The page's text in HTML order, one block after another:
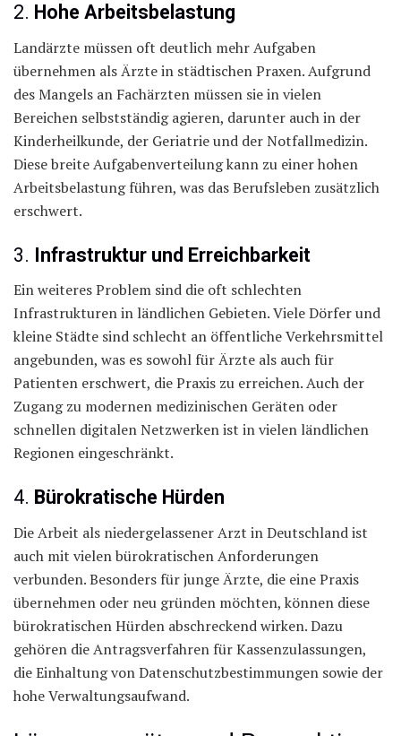
2. Hohe Arbeitsbelastung
Landärzte müssen oft deutlich mehr Aufgaben
übernehmen als Ärzte in städtischen Praxen. Aufgrund
des Mangels an Fachärzten müssen sie in vielen
Bereichen selbstständig agieren, darunter auch in der
Kinderheilkunde, der Geriatrie und der Notfallmedizin.
Diese breite Aufgabenverteilung kann zu einer hohen
Arbeitsbelastung führen, was das Berufsleben zusätzlich
erschwert.
3. Infrastruktur und Erreichbarkeit
Ein weiteres Problem sind die oft schlechten
Infrastrukturen in ländlichen Gebieten. Viele Dörfer und
kleine Städte sind schlecht an öffentliche Verkehrsmittel
angebunden, was es sowohl für Ärzte als auch für
Patienten erschwert, die Praxis zu erreichen. Auch der
Zugang zu modernen medizinischen Geräten oder
schnellen digitalen Netzwerken ist in vielen ländlichen
Regionen eingeschränkt.
4. Bürokratische Hürden
Die Arbeit als niedergelassener Arzt in Deutschland ist
auch mit vielen bürokratischen Anforderungen
verbunden. Besonders für junge Ärzte, die eine Praxis
übernehmen oder neu gründen möchten, können diese
bürokratischen Hürden abschreckend wirken. Dazu
gehören die Antragsverfahren für Kassenzulassungen,
die Einhaltung von Datenschutzbestimmungen sowie der
hohe Verwaltungsaufwand.